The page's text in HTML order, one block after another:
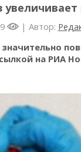
| Автор:
на РИА